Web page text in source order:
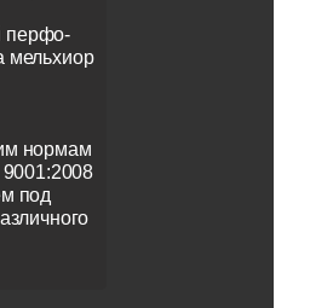
перфо-
мельхиор
нормам
под